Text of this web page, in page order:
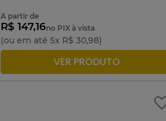
A partir de
R$ 147,16no PIX à vista
(ou em até 5x R$ 30,98)
ADICIONAR À SACOLA
VER PRODUTO